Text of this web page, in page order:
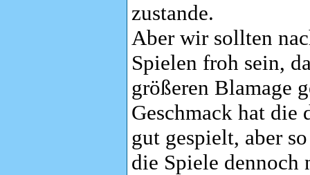
zustande.
Aber wir sollten
Spielen froh sein,
größeren Blamage
Geschmack hat die
gut gespielt, aber
die Spiele dennoch